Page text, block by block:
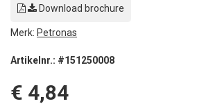
Download brochure
Merk: Petronas
Artikelnr.: #151250008
€ 4,84